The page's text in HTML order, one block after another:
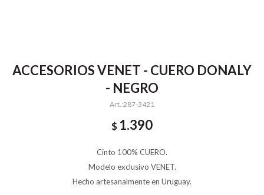
ACCESORIOS VENET - CUERO DONALY
- NEGRO
287-3421
$ 1.390
Cinto 100% CUERO.
Modelo exclusivo VENET.
Hecho artesanalmente en Uruguay.